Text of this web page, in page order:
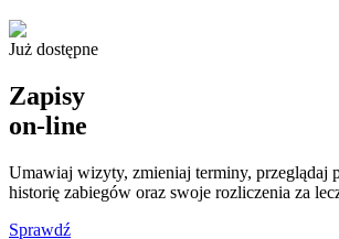
Już dostępne
Zapisy
on-line
Umawiaj wizyty, zmieniaj terminy, przeglądaj
historię zabiegów oraz swoje rozliczenia za
Sprawdź